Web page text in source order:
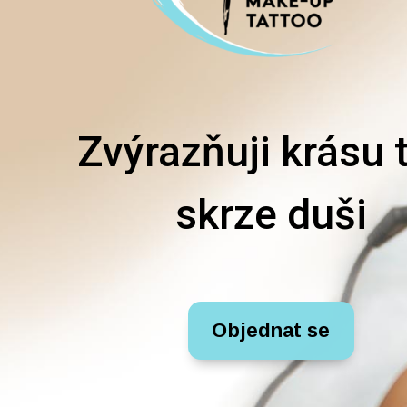
Zvýrazňuji krásu
skrze duši
Objednat se